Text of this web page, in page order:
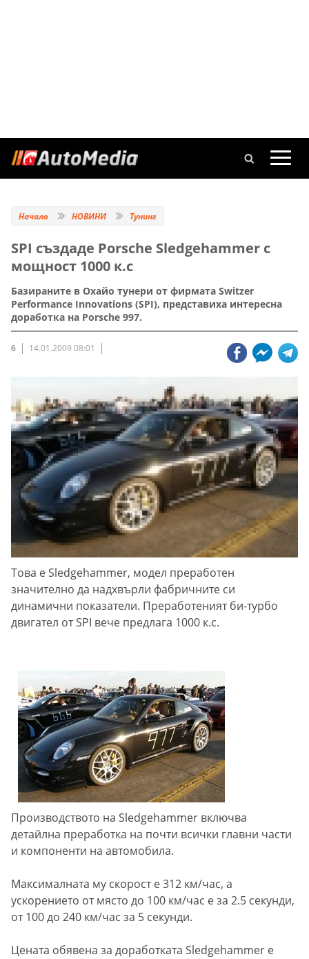
Начало НОВИНИ Тунинг
SPI създаде Porsche Sledgehammer с
мощност 1000 к.с
Базираните в Охайо тунери от фирмата Switzer
Performance Innovations (SPI), представиха интересна
доработка на Porsche 997.
6 14.01.2009 08:01
Това е Sledgehammer, модел преработен
значително да надхвърли фабричните си
динамични показатели. Преработеният би-турбо
двигател от SPI вече предлага 1000 к.с.
Производството на Sledgehammer включва
детайлна преработка на почти всички главни части
и компоненти на автомобила.
Максималната му скорост е 312 км/час, а
ускорението от място до 100 км/час е за 2.5 секунди,
от 100 до 240 км/час за 5 секунди.
Цената обявена за доработката Sledgehammer e